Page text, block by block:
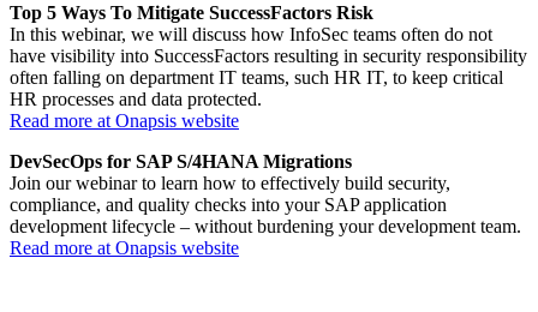
Top 5 Ways To Mitigate SuccessFactors Risk
In this webinar, we will discuss how InfoSec teams often do not
have visibility into SuccessFactors resulting in security responsibility
often falling on department IT teams, such HR IT, to keep critical
HR processes and data protected.
Read more at Onapsis website
DevSecOps for SAP S/4HANA Migrations
Join our webinar to learn how to effectively build security,
compliance, and quality checks into your SAP application
development lifecycle – without burdening your development team.
Read more at Onapsis website